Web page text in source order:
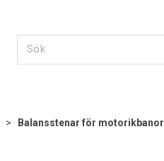
> Balansstenar för motorikbanor